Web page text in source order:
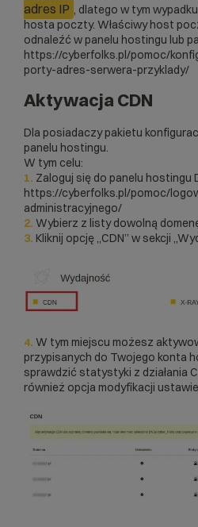
adres IP , dlatego w tym
hosta poczty. Właściwy host
odnaleźć w panelu hostingu lub
https://cyberfolks.pl/pomoc/
porty-adres-serwera-przyklady/
Aktywacja CDN
Dla posiadaczy pakietu
panelu hostingu.
W tym celu:
1. Zaloguj się do panelu hostingu
https://cyberfolks.pl/pomoc/
administracyjnego/
2. Wybierz z listy dowolną
3. Kliknij opcję „CDN” w sekcji
4. W tym miejscu możesz
przypisanych do Twojego konta
sprawdzić statystyki z działania
również opcja modyfikacji